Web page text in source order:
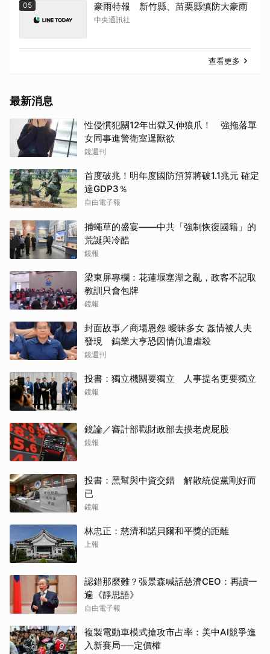
05 豪雨特報 新竹縣、苗栗縣慎防大豪雨
中央通訊社
查看更多
最新消息
性侵慣犯關12年出獄又伸狼爪！ 強拖落單
女同事進警衛室逞獸欲
鏡週刊
首度破兆！明年度國防預算將破1.1兆元 確定
達GDP3％
自由電子報
捕蠅草的盛宴——中共「強制恢復國籍」的
荒誕與冷酷
鏡報
梁東屏專欄：花蓮堰塞湖之亂，政客不記取
教訓只會包牌
鏡報
封面故事／商場恩怨 曖昧多女 姦情被人夫
發現 鎢業大亨恐因情仇遭虐殺
鏡週刊
投書：獨立機關要獨立 人事提名更要獨立
鏡報
鏡論／審計部戳財政部去摸老虎屁股
鏡報
投書：黑幫與中資交錯 解散統促黨剛好而
已
鏡報
林忠正：慈濟和諾貝爾和平獎的距離
上報
認錯那麼難？張景森喊話慈濟CEO：再讀一
遍《靜思語》
自由電子報
複製電動車模式搶攻市占率：美中AI競爭進
入新賽局──定價權
取消